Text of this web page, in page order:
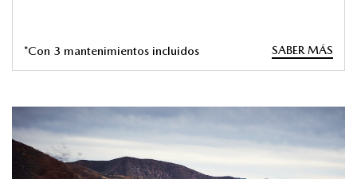
*Con 3 mantenimientos incluidos SABER MÁS